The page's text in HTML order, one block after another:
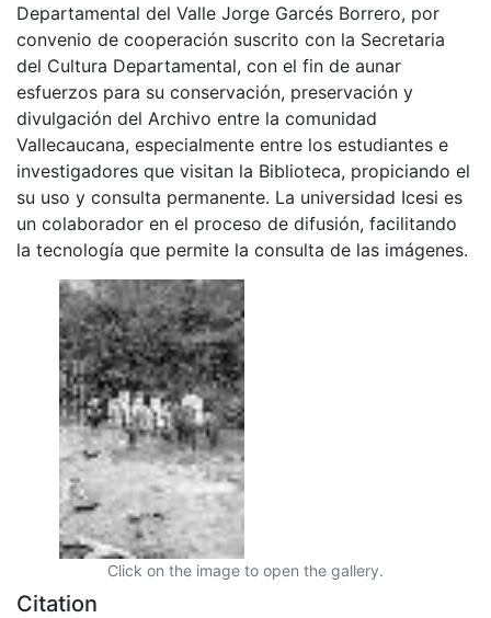
Departamental del Valle Jorge Garcés Borrero, por
convenio de cooperación suscrito con la Secretaria
del Cultura Departamental, con el fin de aunar
esfuerzos para su conservación, preservación y
divulgación del Archivo entre la comunidad
Vallecaucana, especialmente entre los estudiantes e
investigadores que visitan la Biblioteca, propiciando el
su uso y consulta permanente. La universidad Icesi es
un colaborador en el proceso de difusión, facilitando
la tecnología que permite la consulta de las imágenes.
Click on the image to open the gallery.
Citation